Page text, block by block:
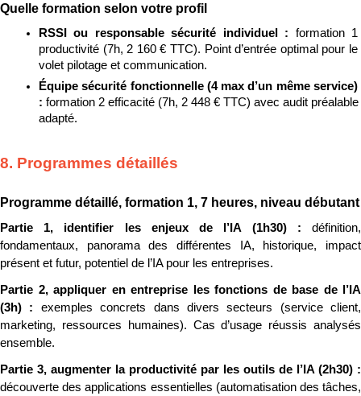
Quelle formation selon votre profil
RSSI ou responsable sécurité individuel : formation 1
productivité (7h, 2 160 € TTC). Point d’entrée optimal pour le
volet pilotage et communication.
Équipe sécurité fonctionnelle (4 max d’un même service)
: formation 2 efficacité (7h, 2 448 € TTC) avec audit préalable
adapté.
8. Programmes détaillés
Programme détaillé, formation 1, 7 heures, niveau débutant
Partie 1, identifier les enjeux de l’IA (1h30) : définition,
fondamentaux, panorama des différentes IA, historique, impact
présent et futur, potentiel de l’IA pour les entreprises.
Partie 2, appliquer en entreprise les fonctions de base de l’IA
(3h) : exemples concrets dans divers secteurs (service client,
marketing, ressources humaines). Cas d’usage réussis analysés
ensemble.
découverte des applications essentielles (automatisation des tâches,